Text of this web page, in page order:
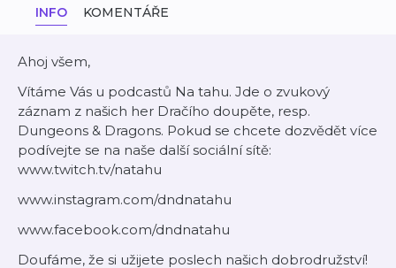
INFO KOMENTÁŘE
Ahoj všem,
Vítáme Vás u podcastů Na tahu. Jde o zvukový
záznam z našich her Dračího doupěte, resp.
Dungeons & Dragons. Pokud se chcete dozvědět více
podívejte se na naše další sociální sítě:
www.twitch.tv/natahu
www.instagram.com/dndnatahu
www.facebook.com/dndnatahu
Doufáme, že si užijete poslech našich dobrodružství!